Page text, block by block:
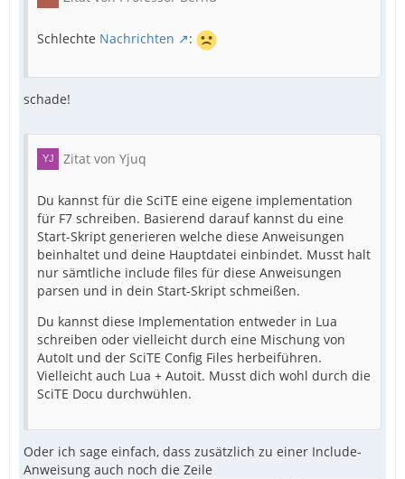
Schlechte Nachrichten :
schade!
Zitat von Yjuq
Du kannst für die SciTE eine eigene implementation
für F7 schreiben. Basierend darauf kannst du eine
Start-Skript generieren welche diese Anweisungen
beinhaltet und deine Hauptdatei einbindet. Musst halt
nur sämtliche include files für diese Anweisungen
parsen und in dein Start-Skript schmeißen.
Du kannst diese Implementation entweder in Lua
schreiben oder vielleicht durch eine Mischung von
AutoIt und der SciTE Config Files herbeiführen.
Vielleicht auch Lua + Autoit. Musst dich wohl durch die
SciTE Docu durchwühlen.
Oder ich sage einfach, dass zusätzlich zu einer Include-
Anweisung auch noch die Zeile